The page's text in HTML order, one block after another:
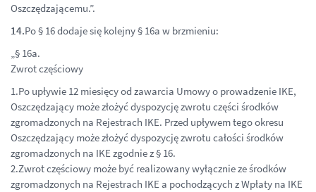
Oszczędzającemu.”.
14.Po § 16 dodaje się kolejny § 16a w brzmieniu:
„§ 16a.
Zwrot częściowy
1.Po upływie 12 miesięcy od zawarcia Umowy o prowadzenie IKE,
Oszczędzający może złożyć dyspozycję zwrotu części środków
zgromadzonych na Rejestrach IKE. Przed upływem tego okresu
Oszczędzający może złożyć dyspozycję zwrotu całości środków
zgromadzonych na IKE zgodnie z § 16.
2.Zwrot częściowy może być realizowany wyłącznie ze środków
zgromadzonych na Rejestrach IKE a pochodzących z Wpłaty na IKE